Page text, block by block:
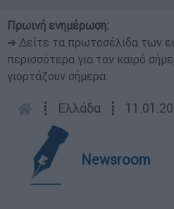
Πρωινή ενημέρωση:
➔ Δείτε τα πρωτοσέλιδα των
περισσότερα για τον καιρό
γιορτάζουν σήμερα
┋ Ελλάδα ┋
Newsroom